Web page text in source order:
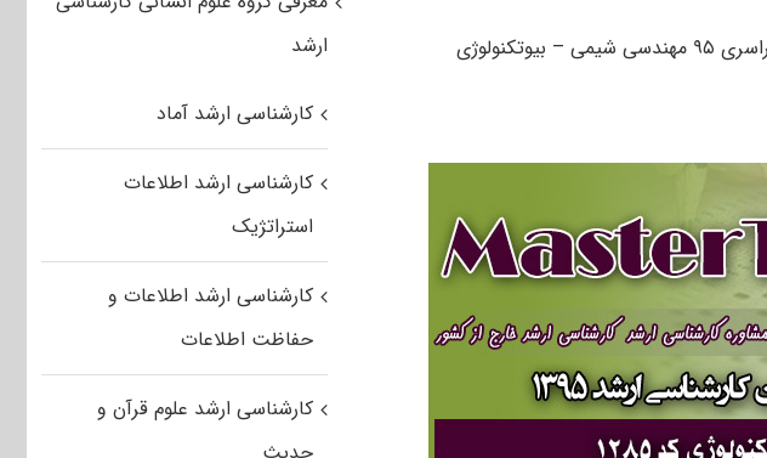
ارشد
کارشناسی ارشد آماد
کارشناسی ارشد اطلاعات
استراتژیک
کارشناسی ارشد اطلاعات و
حفاظت اطلاعات
کارشناسی ارشد علوم قرآن و